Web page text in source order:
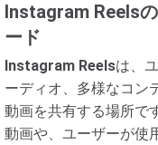
Instagram Reels
ード
Instagram Reelsは、
ーディオ、多様なコン
動画を共有する場所で
動画や、ユーザーが使